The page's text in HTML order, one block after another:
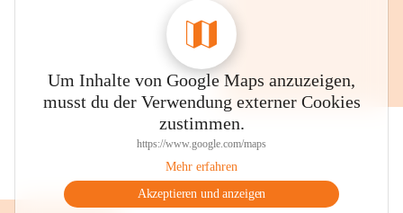
Um Inhalte von Google Maps anzuzeigen,
musst du der Verwendung externer Cookies
zustimmen.
https://www.google.com/maps
Mehr erfahren
Akzeptieren und anzeigen